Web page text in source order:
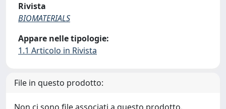
Rivista
BIOMATERIALS
Appare nelle tipologie:
1.1 Articolo in Rivista
File in questo prodotto: